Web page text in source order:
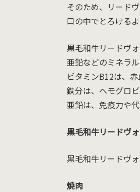
そのため、リード
口の中でとろける
黒毛和牛リードヴ
亜鉛などのミネラ
ビタミンB12は、
鉄分は、ヘモグロ
亜鉛は、免疫力や
黒毛和牛リードヴ
黒毛和牛リードヴ
焼肉